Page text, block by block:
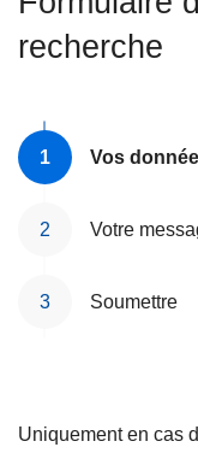
recherche
Vos
Votre
Soumettre
Uniquement en cas